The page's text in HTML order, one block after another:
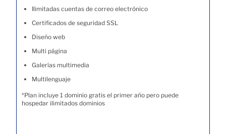
Ilimitadas cuentas de correo electrónico
Certificados de seguridad SSL
Diseño web
Multi página
Galerías multimedia
Multilenguaje
*Plan incluye 1 dominio gratis el primer año pero puede
hospedar ilimitados dominios